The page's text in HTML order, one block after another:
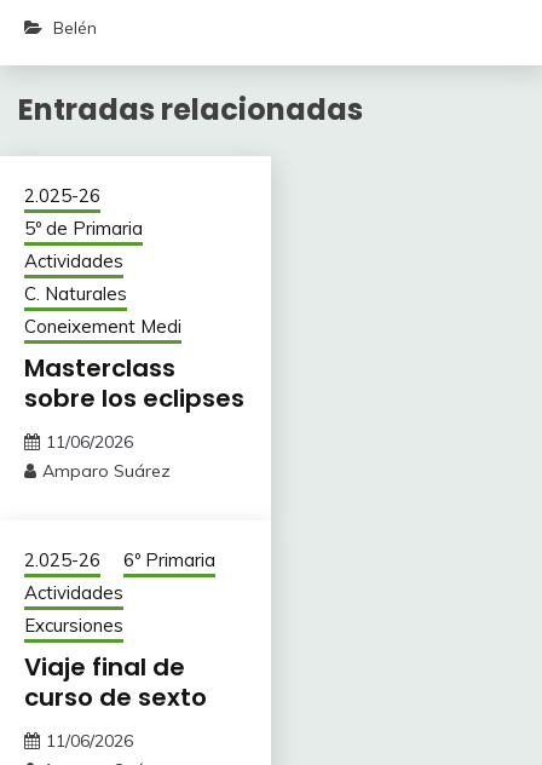
Belén
Entradas relacionadas
2.025-26
5º de Primaria
Actividades
C. Naturales
Coneixement Medi
Masterclass
sobre los eclipses
11/06/2026
Amparo Suárez
2.025-26
6º Primaria
Actividades
Excursiones
Viaje final de
curso de sexto
11/06/2026